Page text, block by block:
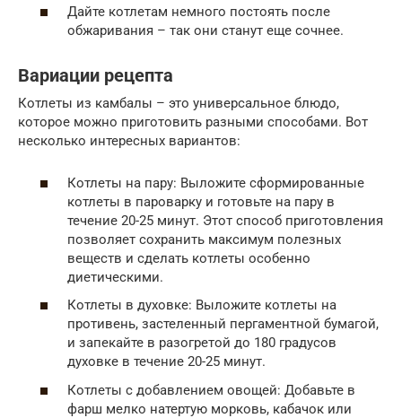
Дайте котлетам немного постоять после
обжаривания – так они станут еще сочнее.
Вариации рецепта
Котлеты из камбалы – это универсальное блюдо,
которое можно приготовить разными способами. Вот
несколько интересных вариантов:
Котлеты на пару: Выложите сформированные
котлеты в пароварку и готовьте на пару в
течение 20-25 минут. Этот способ приготовления
позволяет сохранить максимум полезных
веществ и сделать котлеты особенно
диетическими.
Котлеты в духовке: Выложите котлеты на
противень, застеленный пергаментной бумагой,
и запекайте в разогретой до 180 градусов
духовке в течение 20-25 минут.
Котлеты с добавлением овощей: Добавьте в
фарш мелко натертую морковь, кабачок или